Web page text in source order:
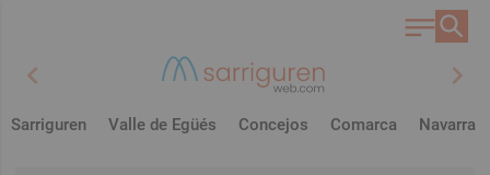
chevron_left chevron_right
Sarriguren Valle de Egüés Concejos Comarca Navarra